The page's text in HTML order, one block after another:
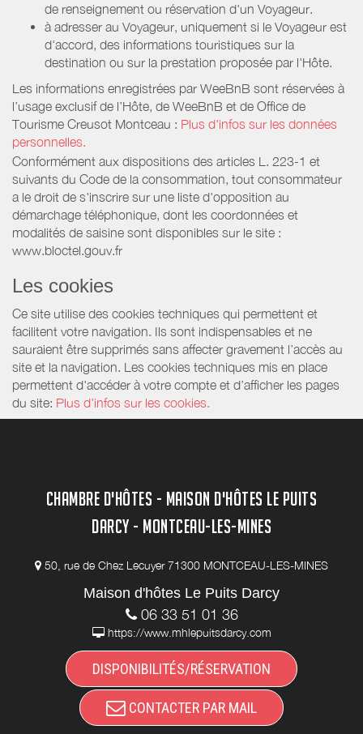
de renseignement ou réservation d'un Voyageur.
à adresser au Voyageur, uniquement si le Voyageur est
d'accord, des informations touristiques sur la
destination ou sur la prestation proposée par l'Hôte.
Les informations enregistrées par WeeBnB sont réservées à
l’usage exclusif de l’Hôte, de WeeBnB et de Office de
Tourisme Creusot Montceau : Plus d'infos sur les données
personnelles.
Conformément aux dispositions des articles L. 223-1 et
suivants du Code de la consommation, tout consommateur
a le droit de s'inscrire sur une liste d'opposition au
démarchage téléphonique, dont les coordonnées et
modalités de saisine sont disponibles sur le site :
www.bloctel.gouv.fr
Les cookies
Ce site utilise des cookies techniques qui permettent et
facilitent votre navigation. Ils sont indispensables et ne
sauraient être supprimés sans affecter gravement l’accès au
site et la navigation. Les cookies techniques mis en place
permettent d'accéder à votre compte et d’afficher les pages
du site: Plus d'infos sur les cookies.
CHAMBRE D'HÔTES - MAISON D'HÔTES LE PUITS
DARCY - MONTCEAU-LES-MINES
50, rue de Chez Lecuyer 71300 MONTCEAU-LES-MINES
Maison d'hôtes Le Puits Darcy
06 33 51 01 36
https://www.mhlepuitsdarcy.com
DISPONIBILITÉS/RÉSERVATION
CONTACTER PAR MAIL